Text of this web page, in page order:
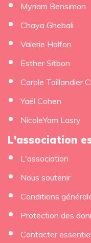
Myriam Bensimon
Chaya Ghebali
Valerie Halfon
Esther Sitbon
Carole Taillandier
Yaël Cohen
NicoleYam Lasry
L'association
L'association
Nous soutenir
Conditions
Protection des
Contacter